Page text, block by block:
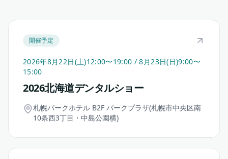
開催予定
2026年8月22日(土)12:00〜19:00 / 8月23日(日)9:00〜
15:00
2026北海道デンタルショー
札幌パークホテル B2F パークプラザ(札幌市中央区南
10条西3丁目・中島公園横)